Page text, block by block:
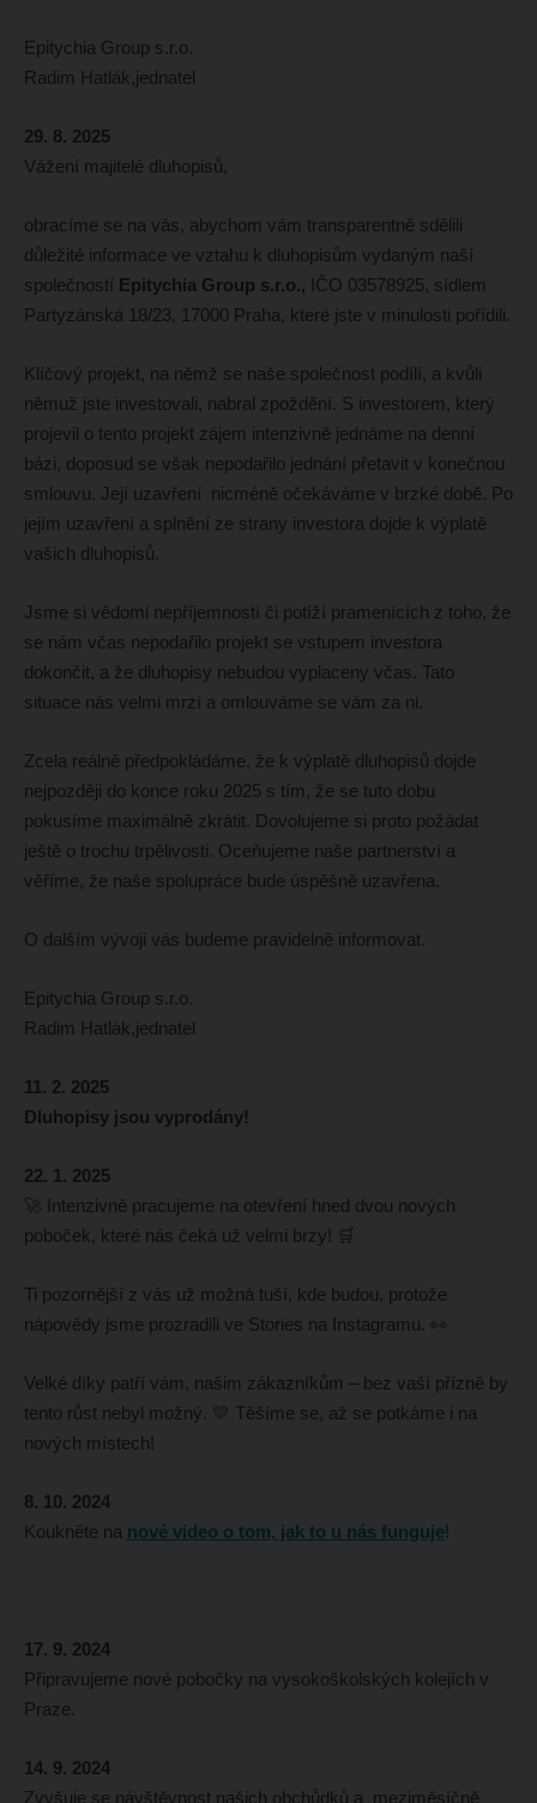
Epitychia Group s.r.o.
Radim Hatlák,jednatel
29. 8. 2025
Vážení majitelé dluhopisů,
obracíme se na vás, abychom vám transparentně sdělili
důležité informace ve vztahu k dluhopisům vydaným naší
společností Epitychia Group s.r.o., IČO 03578925, sídlem
Partyzánská 18/23, 17000 Praha, které jste v minulosti pořídili.
Klíčový projekt, na němž se naše společnost podílí, a kvůli
němuž jste investovali, nabral zpoždění. S investorem, který
projevil o tento projekt zájem intenzivně jednáme na denní
bázi, doposud se však nepodařilo jednání přetavit v konečnou
smlouvu. Její uzavření nicméně očekáváme v brzké době. Po
jejím uzavření a splnění ze strany investora dojde k výplatě
vašich dluhopisů.
Jsme si vědomi nepříjemností či potíží pramenících z toho, že
se nám včas nepodařilo projekt se vstupem investora
dokončit, a že dluhopisy nebudou vyplaceny včas. Tato
situace nás velmi mrzí a omlouváme se vám za ni.
Zcela reálně předpokládáme, že k výplatě dluhopisů dojde
nejpozději do konce roku 2025 s tím, že se tuto dobu
pokusíme maximálně zkrátit. Dovolujeme si proto požádat
ještě o trochu trpělivosti. Oceňujeme naše partnerství a
věříme, že naše spolupráce bude úspěšně uzavřena.
O dalším vývoji vás budeme pravidelně informovat.
Epitychia Group s.r.o.
Radim Hatlák,jednatel
11. 2. 2025
Dluhopisy jsou vyprodány!
22. 1. 2025
🚀 Intenzivně pracujeme na otevření hned dvou nových
poboček, které nás čeká už velmi brzy! 🛒
Ti pozornější z vás už možná tuší, kde budou, protože
nápovědy jsme prozradili ve Stories na Instagramu. 👀
Velké díky patří vám, našim zákazníkům – bez vaší přízně by
tento růst nebyl možný. 💛 Těšíme se, až se potkáme i na
nových místech!
8. 10. 2024
Koukněte na nové video o tom, jak to u nás funguje!
17. 9. 2024
Připravujeme nové pobočky na vysokoškolských kolejích v
Praze.
14. 9. 2024
Zvyšuje se návštěvnost našich obchůdků a meziměsíčně